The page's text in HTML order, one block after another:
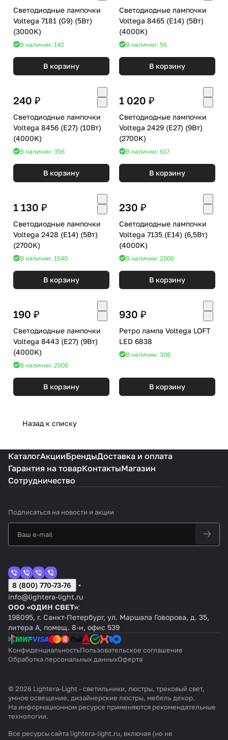
Светодиодные лампочки
Voltega 7181 (G9) (5Вт)
(3000K)
В наличии: 142
В корзину
Светодиодные лампочки
Voltega 8465 (E14) (5Вт)
(4000K)
В наличии: 56
В корзину
240 ₽
Светодиодные лампочки
Voltega 8456 (E27) (10Вт)
(4000K)
В наличии: 356
В корзину
1 020 ₽
Светодиодные лампочки
Voltega 2429 (E27) (9Вт)
(2700K)
В наличии: 617
В корзину
1 130 ₽
Светодиодные лампочки
Voltega 2428 (E14) (5Вт)
(2700K)
В наличии: 1540
В корзину
230 ₽
Светодиодные лампочки
Voltega 7135 (E14) (6,5Вт)
(4000K)
В наличии: 2000
В корзину
190 ₽
Светодиодные лампочки
Voltega 8443 (E27) (9Вт)
(4000K)
В наличии: 2000
В корзину
930 ₽
Ретро лампа Voltega LOFT
LED 6838
В наличии: 308
В корзину
Назад к списку
КаталогАкцииБрендыДоставка и оплата
Гарантия на товарКонтактыМагазин
Сотрудничество
Подписаться на новости и акции
8 (800) 770-73-76
info@lightera-light.ru
ООО «ОДИН СВЕТ»:
198095, г. Санкт-Петербург, ул. Маршала Говорова, д. 35,
литера А, помещ. 8-н, офис 539
КонфиденциальностьПользовательское соглашение
Обработка персональных данныхОферта
© 2026 Lightera-Light - светильники, люстры, трековый свет,
умное освещение, дизайнерские люстры, мебель декор.
На информационном ресурсе применяются рекомендательные
технологии.
Все ресурсы сайта lightera-light.ru, включая (но не